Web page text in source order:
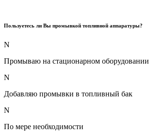
Пользуетесь ли Вы промывкой топливной аппаратуры?
N
Промываю на стационарном оборудовании
N
Добавляю промывки в топливный бак
N
По мере необходимости